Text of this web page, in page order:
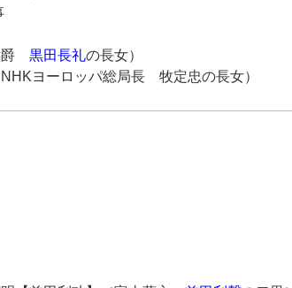
爵 黒田長礼の長女）
ヨーロッパ総局長 牧定忠の長女）